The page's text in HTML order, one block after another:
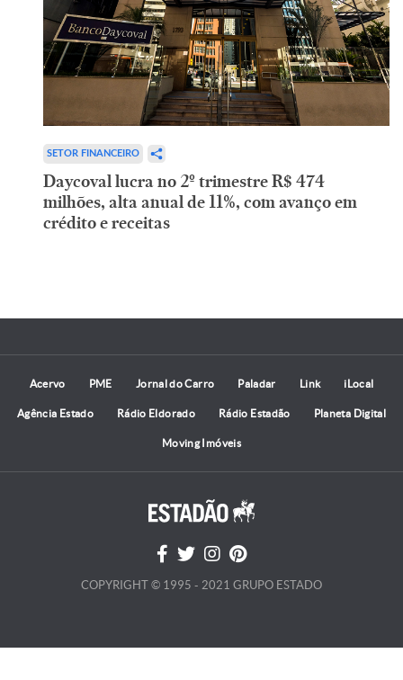
SETOR FINANCEIRO
Daycoval lucra no 2º trimestre R$ 474
milhões, alta anual de 11%, com avanço em
crédito e receitas
Acervo PME Jornal do Carro Paladar Link iLocal
Agência Estado Rádio Eldorado Rádio Estadão Planeta Digital
Moving Imóveis
COPYRIGHT © 1995 - 2021 GRUPO ESTADO